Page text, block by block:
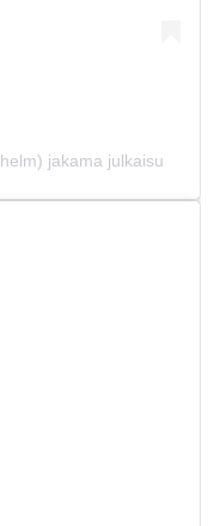
jakama julkaisu